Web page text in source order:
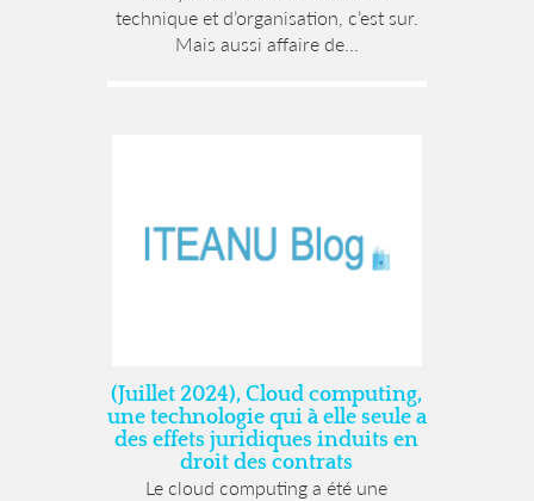
technique et d’organisation, c’est sur.
Mais aussi affaire de...
(Juillet 2024), Cloud computing,
une technologie qui à elle seule a
des effets juridiques induits en
droit des contrats
Le cloud computing a été une